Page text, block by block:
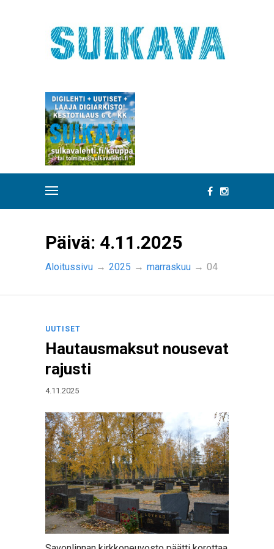
Päivä: 4.11.2025
Aloitussivu → 2025 → marraskuu → 04
UUTISET
Hautausmaksut nousevat
rajusti
4.11.2025